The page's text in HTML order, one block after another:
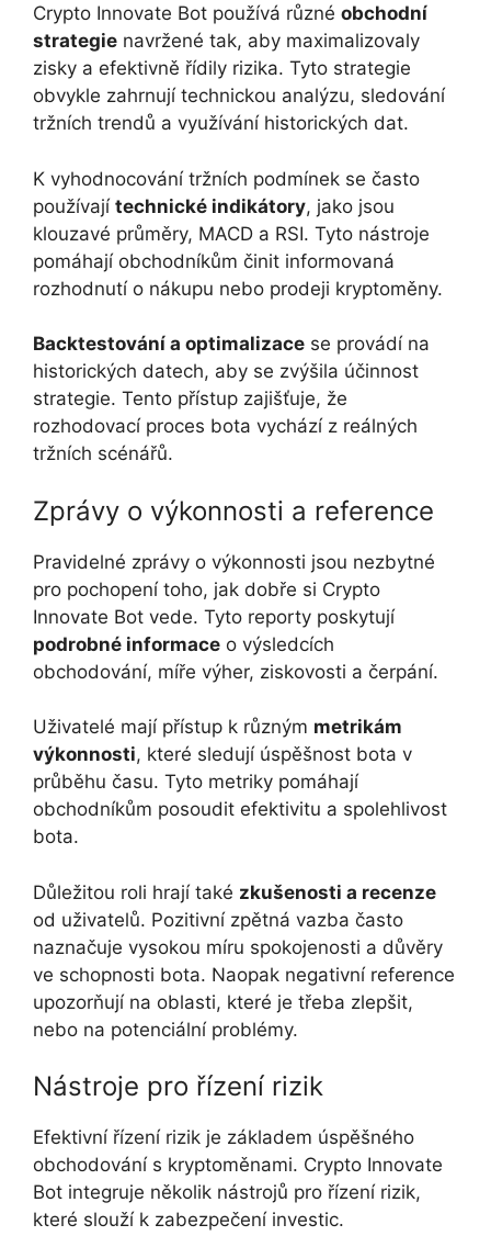
Crypto Innovate Bot používá různé obchodní
strategie navržené tak, aby maximalizovaly
zisky a efektivně řídily rizika. Tyto strategie
obvykle zahrnují technickou analýzu, sledování
tržních trendů a využívání historických dat.
K vyhodnocování tržních podmínek se často
používají technické indikátory, jako jsou
klouzavé průměry, MACD a RSI. Tyto nástroje
pomáhají obchodníkům činit informovaná
rozhodnutí o nákupu nebo prodeji kryptoměny.
Backtestování a optimalizace se provádí na
historických datech, aby se zvýšila účinnost
strategie. Tento přístup zajišťuje, že
rozhodovací proces bota vychází z reálných
tržních scénářů.
Zprávy o výkonnosti a reference
Pravidelné zprávy o výkonnosti jsou nezbytné
pro pochopení toho, jak dobře si Crypto
Innovate Bot vede. Tyto reporty poskytují
podrobné informace o výsledcích
obchodování, míře výher, ziskovosti a čerpání.
Uživatelé mají přístup k různým metrikám
výkonnosti, které sledují úspěšnost bota v
průběhu času. Tyto metriky pomáhají
obchodníkům posoudit efektivitu a spolehlivost
bota.
Důležitou roli hrají také zkušenosti a recenze
od uživatelů. Pozitivní zpětná vazba často
naznačuje vysokou míru spokojenosti a důvěry
ve schopnosti bota. Naopak negativní reference
upozorňují na oblasti, které je třeba zlepšit,
nebo na potenciální problémy.
Nástroje pro řízení rizik
Efektivní řízení rizik je základem úspěšného
obchodování s kryptoměnami. Crypto Innovate
Bot integruje několik nástrojů pro řízení rizik,
které slouží k zabezpečení investic.